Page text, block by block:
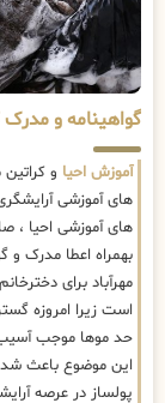
گواهینامه و مدرک
آموزش احیا و
های آموزشی
های آموزشی احیا ،
بهمراه اعطا مدرک و
مهرآباد برای
است زیرا امروزه
حد موها موجب
این موضوع باعث
پولساز در عرصه